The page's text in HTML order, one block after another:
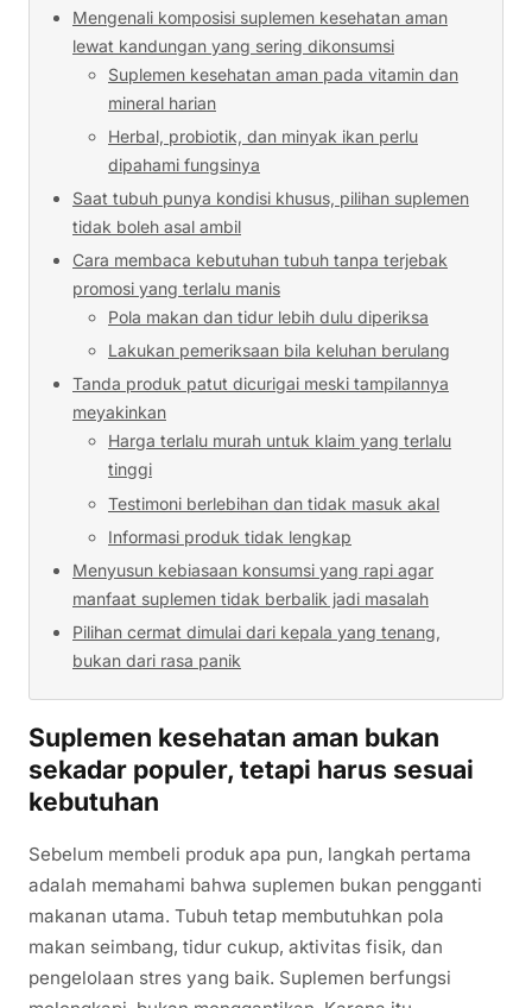
Mengenali komposisi suplemen kesehatan aman
lewat kandungan yang sering dikonsumsi
Suplemen kesehatan aman pada vitamin dan
mineral harian
Herbal, probiotik, dan minyak ikan perlu
dipahami fungsinya
Saat tubuh punya kondisi khusus, pilihan suplemen
tidak boleh asal ambil
Cara membaca kebutuhan tubuh tanpa terjebak
promosi yang terlalu manis
Pola makan dan tidur lebih dulu diperiksa
Lakukan pemeriksaan bila keluhan berulang
Tanda produk patut dicurigai meski tampilannya
meyakinkan
Harga terlalu murah untuk klaim yang terlalu
tinggi
Testimoni berlebihan dan tidak masuk akal
Informasi produk tidak lengkap
Menyusun kebiasaan konsumsi yang rapi agar
manfaat suplemen tidak berbalik jadi masalah
Pilihan cermat dimulai dari kepala yang tenang,
bukan dari rasa panik
Suplemen kesehatan aman bukan
sekadar populer, tetapi harus sesuai
kebutuhan
Sebelum membeli produk apa pun, langkah pertama
adalah memahami bahwa suplemen bukan pengganti
makanan utama. Tubuh tetap membutuhkan pola
makan seimbang, tidur cukup, aktivitas fisik, dan
pengelolaan stres yang baik. Suplemen berfungsi